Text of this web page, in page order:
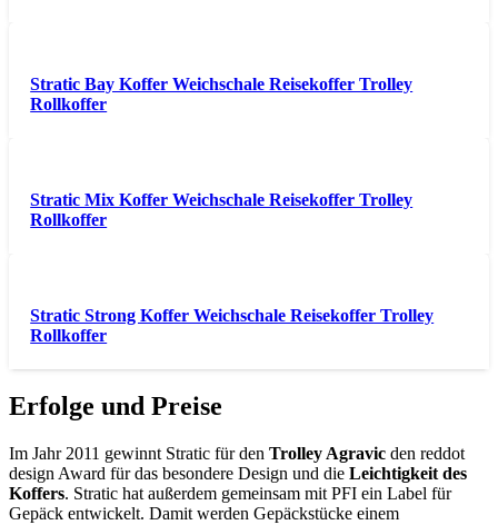
Stratic Bay Koffer Weichschale Reisekoffer Trolley
Rollkoffer
Stratic Mix Koffer Weichschale Reisekoffer Trolley
Rollkoffer
Stratic Strong Koffer Weichschale Reisekoffer Trolley
Rollkoffer
Erfolge und Preise
Im Jahr 2011 gewinnt Stratic für den Trolley Agravic den reddot
design Award für das besondere Design und die Leichtigkeit des
Koffers. Stratic hat außerdem gemeinsam mit PFI ein Label für
Gepäck entwickelt. Damit werden Gepäckstücke einem